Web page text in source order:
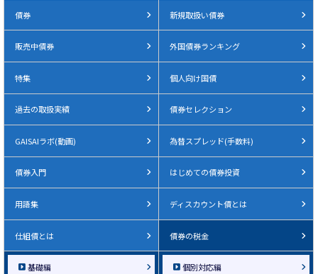
債券 新規取扱い債券
販売中債券 外国債券ランキング
特集 個人向け国債
過去の取扱実績 債券セレクション
GAISAIラボ(動画) 為替スプレッド(手数料)
債券入門 はじめての債券投資
用語集 ディスカウント債とは
仕組債とは 債券の税金
基礎編 個別対応編